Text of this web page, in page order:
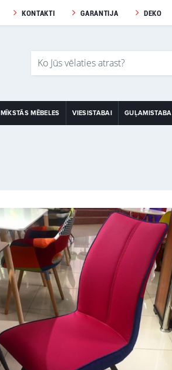
KONTAKTI GARANTIJA DEKO
MĪKSTĀS MĒBELES VIESISTABAI GUĻAMISTABAI